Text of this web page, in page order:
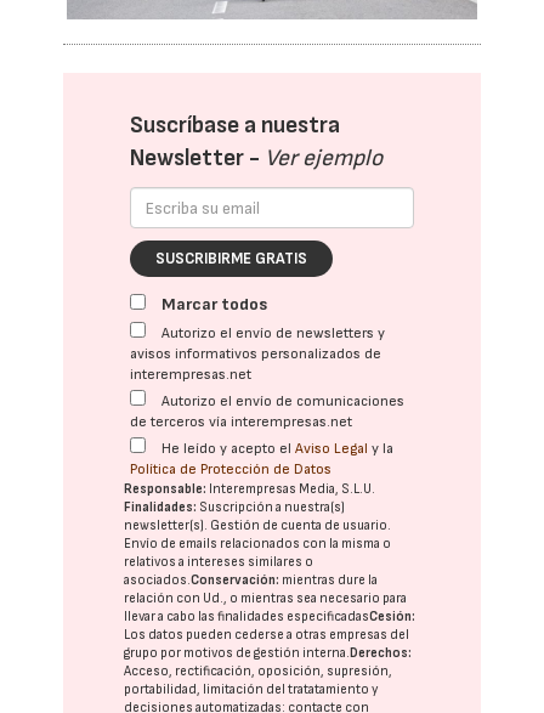
Suscríbase a nuestra
Newsletter - Ver ejemplo
SUSCRIBIRME GRATIS
Marcar todos
Autorizo el envío de newsletters y
avisos informativos personalizados de
interempresas.net
Autorizo el envío de comunicaciones
de terceros vía interempresas.net
He leído y acepto elAviso Legal y la
Política de Protección de Datos
Responsable: Interempresas Media, S.L.U.
Finalidades: Suscripción a nuestra(s)
newsletter(s). Gestión de cuenta de usuario.
Envío de emails relacionados con la misma o
relativos a intereses similares o
asociados.Conservación: mientras dure la
relación con Ud., o mientras sea necesario para
llevar a cabo las finalidades especificadasCesión:
Los datos pueden cederse a otras empresas del
grupo por motivos de gestión interna. Derechos:
Acceso, rectificación, oposición, supresión,
portabilidad, limitación del tratatamiento y
decisiones automatizadas: contacte con